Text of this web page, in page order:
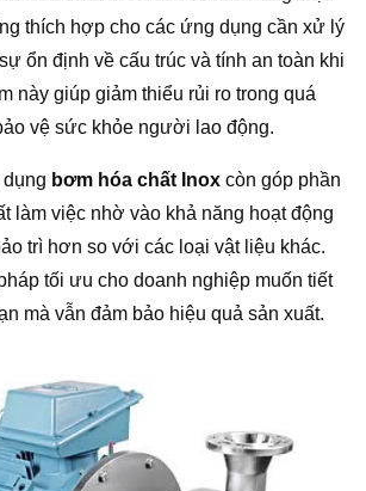
thích hợp cho các ứng dụng cần xử lý
ổn định về cấu trúc và tính an toàn khi
này giúp giảm thiểu rủi ro trong quá
vệ sức khỏe người lao động.
bơm hóa chất Inox còn góp phần
làm việc nhờ vào khả năng hoạt động
trì hơn so với các loại vật liệu khác.
tối ưu cho doanh nghiệp muốn tiết
mà vẫn đảm bảo hiệu quả sản xuất.